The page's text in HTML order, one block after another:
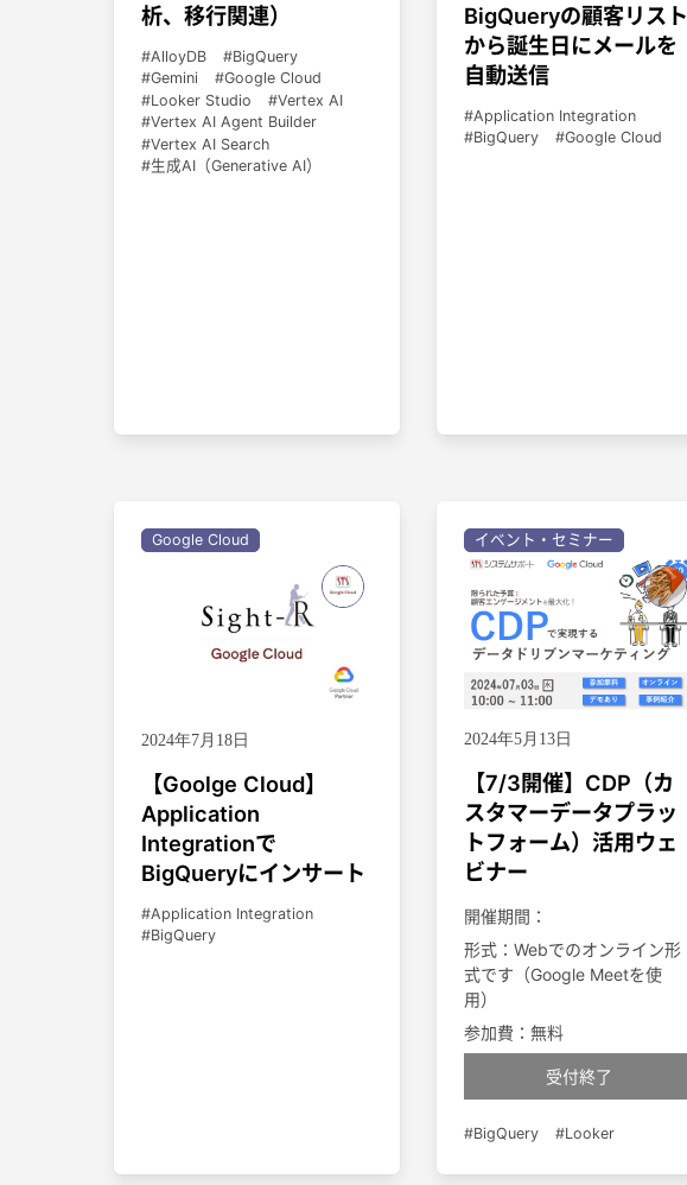
析、移行関連）
AlloyDB
BigQuery
Gemini
Google Cloud
Looker Studio
Vertex AI
Vertex AI Agent Builder
Vertex AI Search
生成AI（Generative AI）
BigQueryの顧客リスト
から誕生日にメールを
自動送信
Application Integration
BigQuery
Google Cloud
Google Cloud
2024年7月18日
【Goolge Cloud】
Application
Integrationで
BigQueryにインサート
Application Integration
BigQuery
イベント・セミナー
2024年5月13日
【7/3開催】CDP（カ
スタマーデータプラッ
トフォーム）活用ウェ
ビナー
開催期間：
形式：Webでのオンライン形
式です（Google Meetを使
用）
参加費：無料
受付終了
BigQuery Looker